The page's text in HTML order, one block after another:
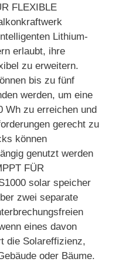
FLEXIBLE
Lithium-
erlaubt, ihre
zu erweitern.
bis zu fünf
werden, um eine
Wh zu erreichen und
gerecht zu
können
genutzt werden
FÜR
solar speicher
zwei separate
eines davon
die Solareffizienz,
oder Bäume.